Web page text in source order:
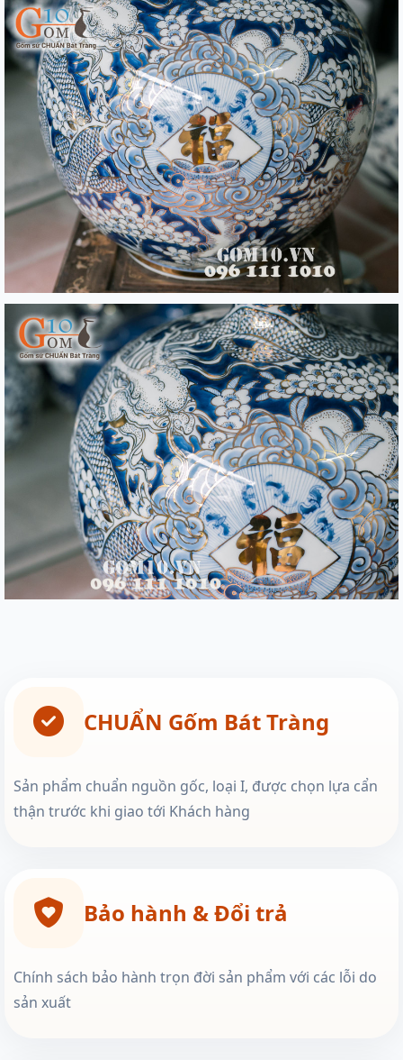
CHUẨN Gốm Bát Tràng
Sản phẩm chuẩn nguồn gốc, loại I, được chọn lựa cẩn
thận trước khi giao tới Khách hàng
Bảo hành & Đổi trả
Chính sách bảo hành trọn đời sản phẩm với các lỗi do
sản xuất